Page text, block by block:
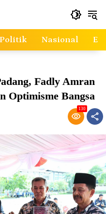
Politik Nasional
Fadly Amran
Optimisme Bangsa
130